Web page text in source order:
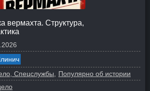
вермахта. Структура,
Спецслужбы
Популярно об истории